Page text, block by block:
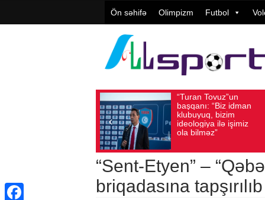
Ön səhifə Olimpizm Futbol
başqanı: “Biz idman
klubuyuq, bizim
ideologiya ilə işimiz
ola bilməz”
Baxış sayı: 186 Avqust 05, 2026
“Sent-Etyen” –
briqadasına tapşırılıb